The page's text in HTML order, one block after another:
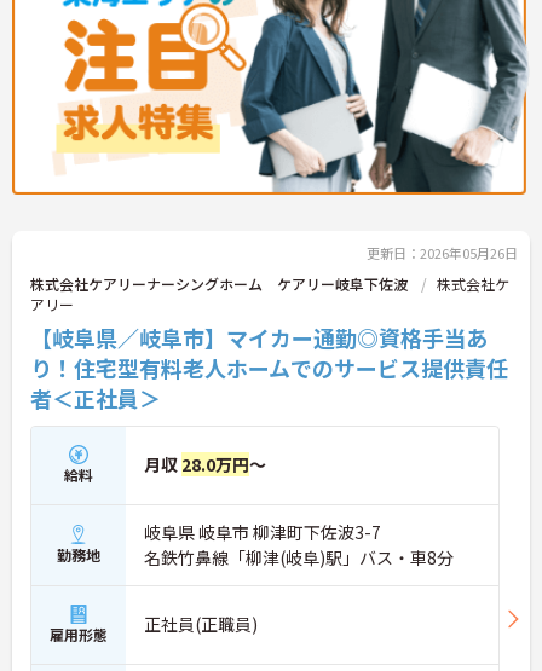
更新日：2026年05月26日
株式会社ケアリーナーシングホーム ケアリー岐阜下佐波
株式会社ケ
アリー
【岐阜県／岐阜市】マイカー通勤◎資格手当あ
り！住宅型有料老人ホームでのサービス提供責任
者＜正社員＞
給料 月収 28.0万円～
勤務地
岐阜県 岐阜市 柳津町下佐波3-7
名鉄竹鼻線「柳津(岐阜)駅」バス・車8分
雇用形態 正社員(正職員)